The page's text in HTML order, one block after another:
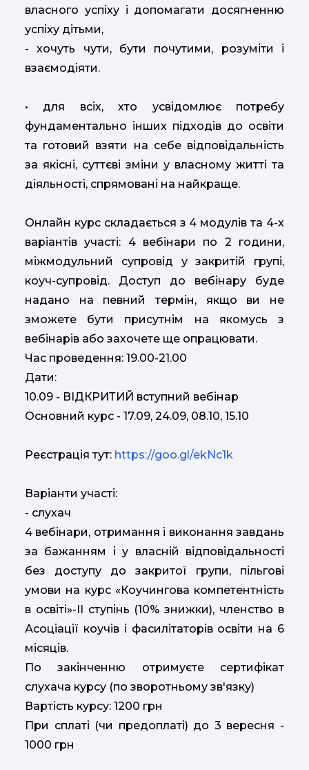
власного успіху і допомагати досягненню
успіху дітьми,
- хочуть чути, бути почутими, розуміти і
взаємодіяти.
• для всіх, хто усвідомлює потребу
фундаментально інших підходів до освіти
та готовий взяти на себе відповідальність
за якісні, суттєві зміни у власному житті та
діяльності, спрямовані на найкраще.
Онлайн курс складається з 4 модулів та 4-х
варіантів участі: 4 вебінари по 2 години,
міжмодульний супровід у закритій групі,
коуч-супровід. Доступ до вебінару буде
надано на певний термін, якщо ви не
зможете бути присутнім на якомусь з
вебінарів або захочете ще опрацювати.
Час проведення: 19.00-21.00
Дати:
10.09 - ВІДКРИТИЙ вступний вебінар
Основний курс - 17.09, 24.09, 08.10, 15.10
Реєстрація тут: https://goo.gl/ekNc1k
Варіанти участі:
- слухач
4 вебінари, отримання і виконання завдань
за бажанням і у власній відповідальності
без доступу до закритої групи, пільгові
умови на курс «Коучингова компетентність
в освіті»-ІІ ступінь (10% знижки), членство в
Асоціації коучів і фасилітаторів освіти на 6
місяців.
По закінченню отримуєте сертифікат
слухача курсу (по зворотньому зв'язку)
Вартість курсу: 1200 грн
При сплаті (чи предоплаті) до 3 вересня -
1000 грн